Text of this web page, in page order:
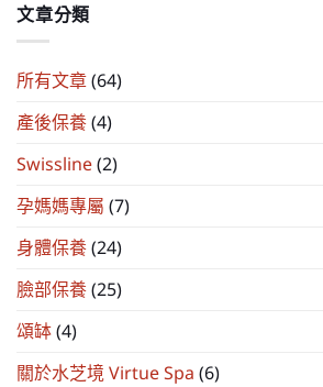
文章分類
所有文章(64)
產後保養(4)
Swissline(2)
孕媽媽專屬 (7)
身體保養(24)
臉部保養(25)
頌缽(4)
關於水芝境 Virtue Spa (6)